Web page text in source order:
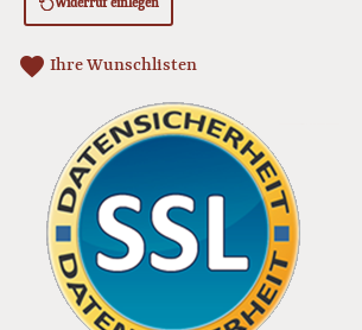
Widerruf einlegen
favorite Ihre Wunschlisten